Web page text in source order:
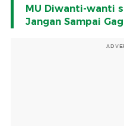
MU Diwanti-wanti
Jangan Sampai